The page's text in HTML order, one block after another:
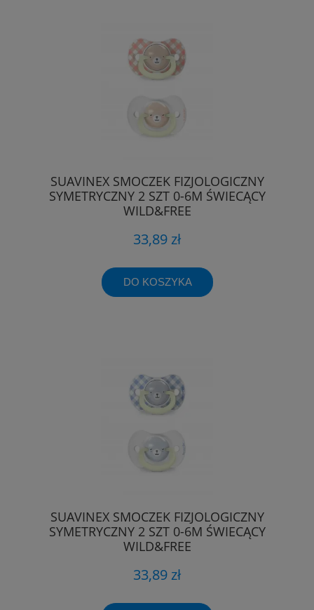
SUAVINEX SMOCZEK FIZJOLOGICZNY
SYMETRYCZNY 2 SZT 0-6M ŚWIECĄCY
WILD&FREE
33,89 zł
DO KOSZYKA
SUAVINEX SMOCZEK FIZJOLOGICZNY
SYMETRYCZNY 2 SZT 0-6M ŚWIECĄCY
WILD&FREE
33,89 zł